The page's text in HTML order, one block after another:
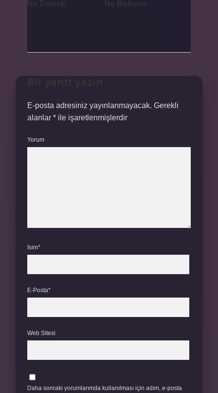
E-posta adresiniz yayınlanmayacak. Gerekli
alanlar * ile işaretlenmişlerdir
Yorum
İsim*
E-Posta*
Web Sitesi
Daha sonraki yorumlarımda kullanılması için adım, e-posta